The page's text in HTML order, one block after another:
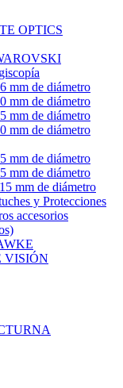
OPTICS
mm de diámetro
mm de diámetro
mm de diámetro
mm de diámetro
mm de diámetro
mm de diámetro
mm de diámetro
y Protecciones
accesorios
VISIÓN